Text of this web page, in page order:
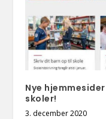
Nye
skoler!
3. december 2020